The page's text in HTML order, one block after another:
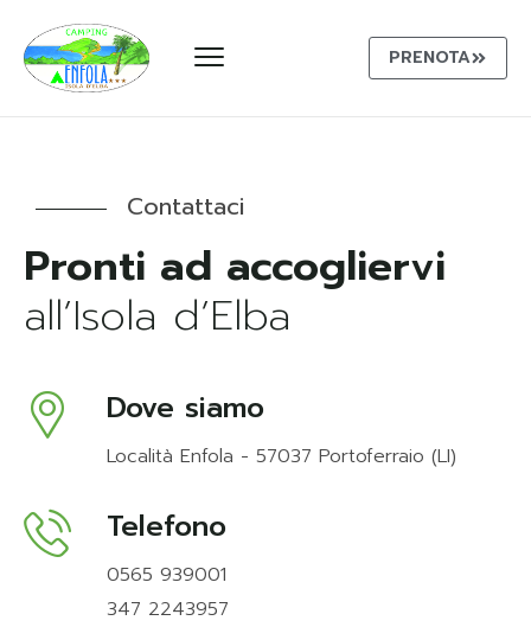
PRENOTA
Contattaci
all’Isola d’Elba
Dove siamo
Località Enfola - 57037 Portoferraio (LI)
Telefono
0565 939001
347 2243957